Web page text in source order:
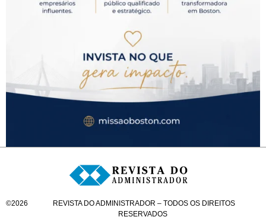
©2026
REVISTA DO ADMINISTRADOR – TODOS OS DIREITOS
RESERVADOS